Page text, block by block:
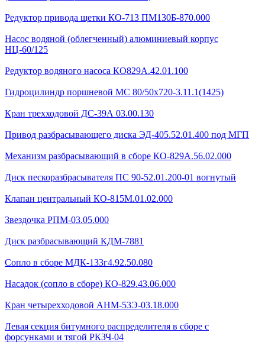
Редуктор привода щетки КО-713 ПМ130Б-870.000
Насос водяной (облегченный) алюминиевый корпус
НЦ-60/125
Редуктор водяного насоса КО829А.42.01.100
Гидроцилиндр поршневой МС 80/50х720-3.11.1(1425)
Кран трехходовой ДС-39А 03.00.130
Привод разбрасывающего диска ЭД-405.52.01.400 под МГП
Механизм разбрасывающий в сборе КО-829А.56.02.000
Диск пескоразбрасывателя ПС 90-52.01.200-01 вогнутый
Клапан центральный КО-815М.01.02.000
Звездочка РПМ-03.05.000
Диск разбрасывающий КДМ-7881
Сопло в сборе МДК-133г4.92.50.080
Насадок (сопло в сборе) КО-829.43.06.000
Кран четырехходовой AHМ-53Э-03.18.000
Левая секция битумного распределителя в сборе с
форсунками и тягой РКЗЧ-04